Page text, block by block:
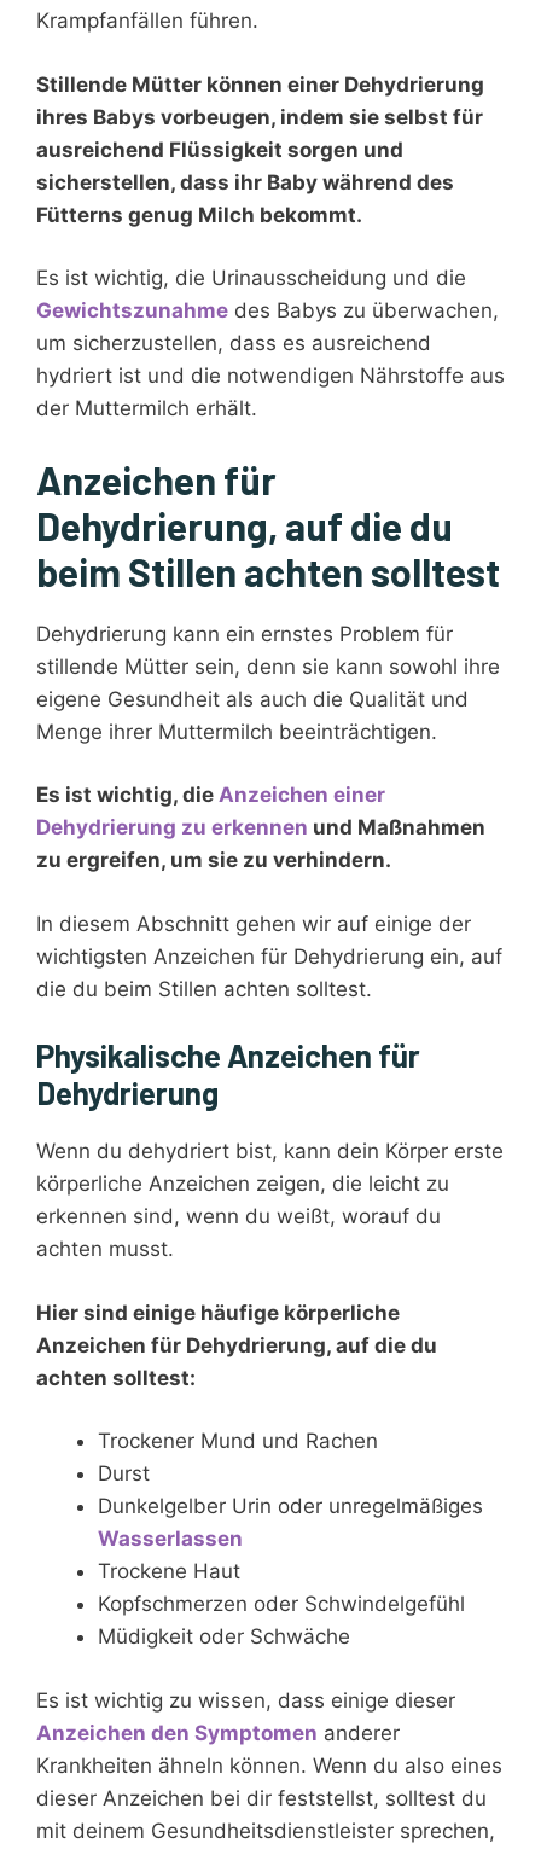
Krampfanfällen führen.
Stillende Mütter können einer Dehydrierung
ihres Babys vorbeugen, indem sie selbst für
ausreichend Flüssigkeit sorgen und
sicherstellen, dass ihr Baby während des
Fütterns genug Milch bekommt.
Es ist wichtig, die Urinausscheidung und die
Gewichtszunahme des Babys zu überwachen,
um sicherzustellen, dass es ausreichend
hydriert ist und die notwendigen Nährstoffe aus
der Muttermilch erhält.
Anzeichen für
Dehydrierung, auf die du
beim Stillen achten solltest
Dehydrierung kann ein ernstes Problem für
stillende Mütter sein, denn sie kann sowohl ihre
eigene Gesundheit als auch die Qualität und
Menge ihrer Muttermilch beeinträchtigen.
Es ist wichtig, die Anzeichen einer
Dehydrierung zu erkennen und Maßnahmen
zu ergreifen, um sie zu verhindern.
In diesem Abschnitt gehen wir auf einige der
wichtigsten Anzeichen für Dehydrierung ein, auf
die du beim Stillen achten solltest.
Physikalische Anzeichen für
Dehydrierung
Wenn du dehydriert bist, kann dein Körper erste
körperliche Anzeichen zeigen, die leicht zu
erkennen sind, wenn du weißt, worauf du
achten musst.
Hier sind einige häufige körperliche
Anzeichen für Dehydrierung, auf die du
achten solltest:
Trockener Mund und Rachen
Durst
Dunkelgelber Urin oder unregelmäßiges
Wasserlassen
Trockene Haut
Kopfschmerzen oder Schwindelgefühl
Müdigkeit oder Schwäche
Es ist wichtig zu wissen, dass einige dieser
Anzeichen den Symptomen anderer
Krankheiten ähneln können. Wenn du also eines
dieser Anzeichen bei dir feststellst, solltest du
mit deinem Gesundheitsdienstleister sprechen,